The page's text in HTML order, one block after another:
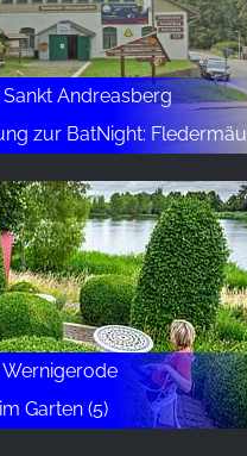
Sankt Andreasberg
BatNight: Fledermäuse – Jäger der Nacht
Wernigerode
Garten (5)